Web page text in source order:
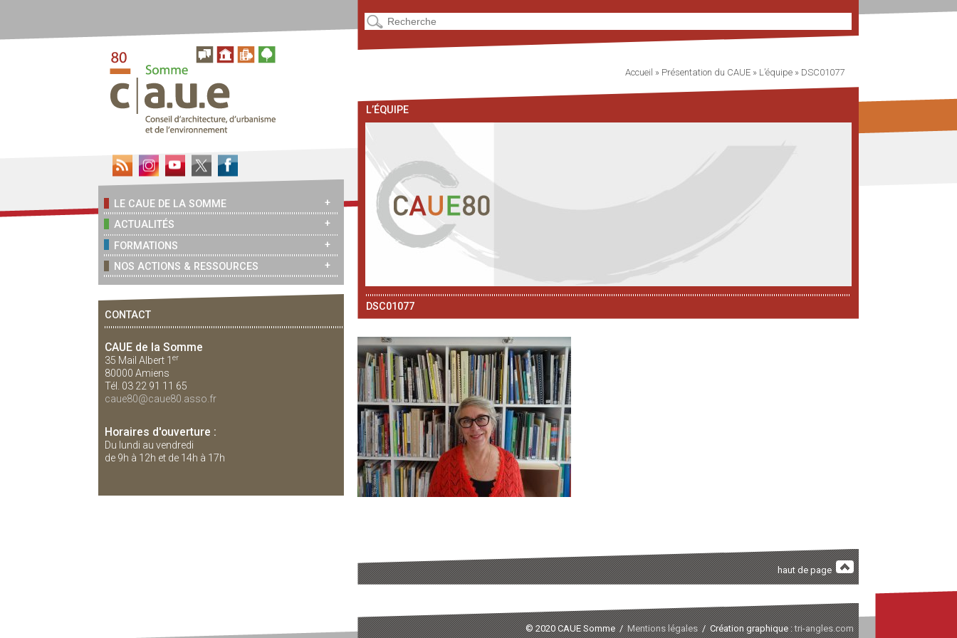
+
LE CAUE DE LA SOMME
+
ACTUALITÉS
+
FORMATIONS
+
NOS ACTIONS & RESSOURCES
CONTACT
CAUE de la Somme
35 Mail Albert 1 er
80000 Amiens
Tél. 03 22 91 11 65
caue80@caue80.asso.fr
Horaires d'ouverture :
Du lundi au vendredi
de 9h à 12h et de 14h à 17h
Accueil » Présentation du CAUE » L’équipe » DSC01077
L’ÉQUIPE
DSC01077
haut de page
© 2020 CAUE Somme /Mentions légales/ Création graphique :tri-angles.com